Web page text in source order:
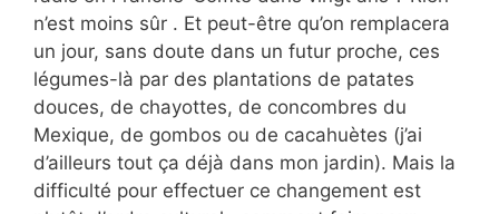
n’est moins sûr . Et peut-être qu’on remplacera
un jour, sans doute dans un futur proche, ces
légumes-là par des plantations de patates
douces, de chayottes, de concombres du
Mexique, de gombos ou de cacahuètes (j’ai
d’ailleurs tout ça déjà dans mon jardin). Mais la
difficulté pour effectuer ce changement est